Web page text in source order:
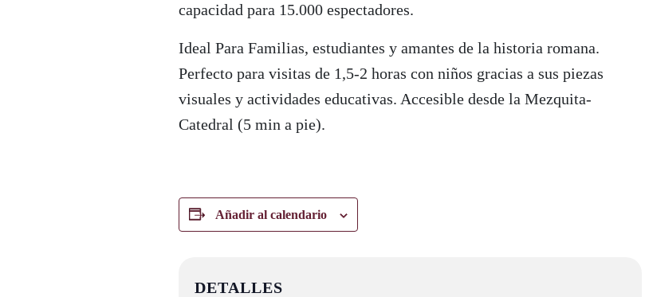
capacidad para 15.000 espectadores.
Ideal Para Familias, estudiantes y amantes de la historia romana.
Perfecto para visitas de 1,5-2 horas con niños gracias a sus piezas
visuales y actividades educativas. Accesible desde la Mezquita-
Catedral (5 min a pie).
Añadir al calendario
DETALLES